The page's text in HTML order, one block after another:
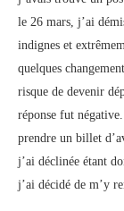
le 26 mars, j’ai
indignes et
quelques
risque de devenir
réponse fut
prendre un billet
j’ai déclinée étant
j’ai décidé de m’y